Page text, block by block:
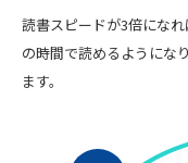
読書スピードが3倍にな
の時間で読めるようにな
ます。